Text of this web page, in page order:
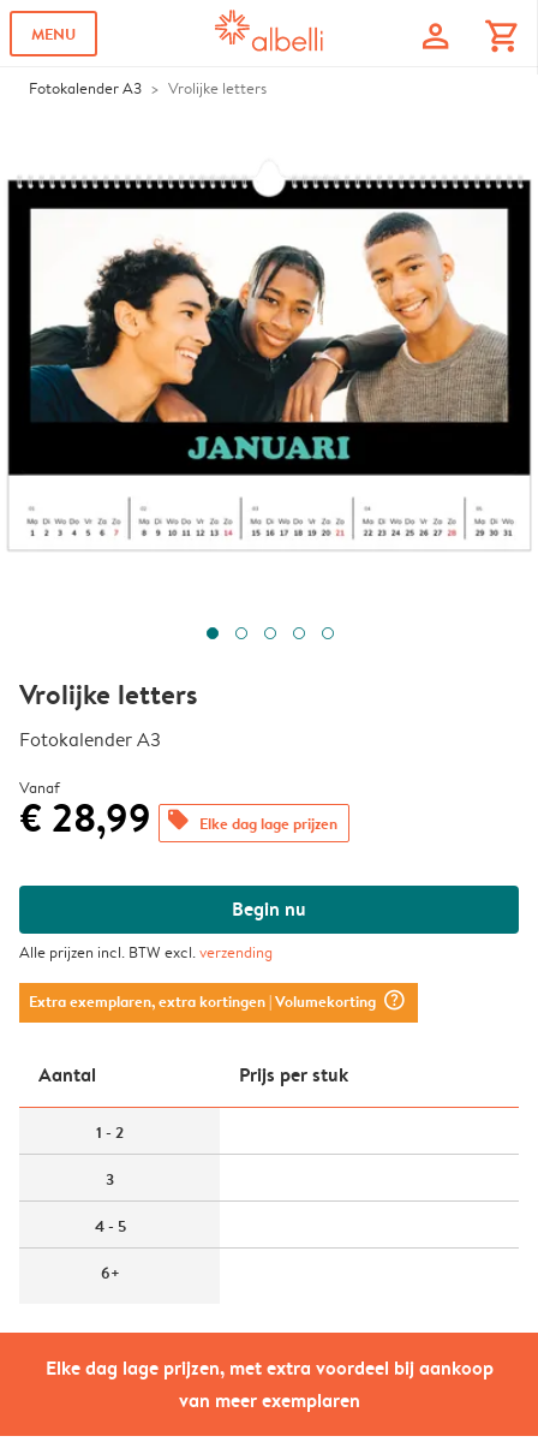
MENU profile shopping_cart
Fotokalender A3 Vrolijke letters
Elke dag lage prijzen, met extra voordeel bij aankoop
van meer exemplaren
Vrolijke letters
Fotokalender A3
Vanaf
€ 28,99 offers Elke dag lage prijzen
Begin nu
Alle prijzen incl. BTW excl.verzending
Extra exemplaren, extra kortingen| Volumekorting question_mark_circle
Aantal Prijs per stuk
1 - 2
3
4 - 5
6+